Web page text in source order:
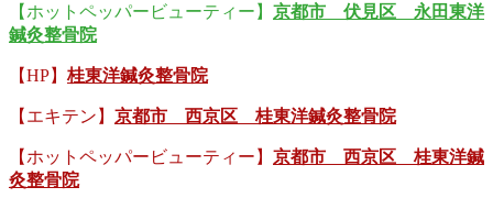
【ホットペッパービューティー】 京都市 伏見区 永田東洋
鍼灸整骨院
【HP】 桂東洋鍼灸整骨院
【エキテン】 京都市 西京区 桂東洋鍼灸整骨院
【ホットペッパービューティー】 京都市 西京区 桂東洋鍼
灸整骨院